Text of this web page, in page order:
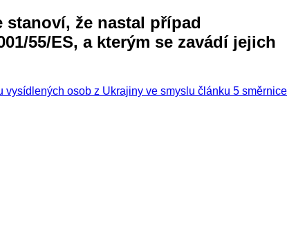
stanoví, že nastal případ
55/ES, a kterým se zavádí jejich
osob z Ukrajiny ve smyslu článku 5 směrnice